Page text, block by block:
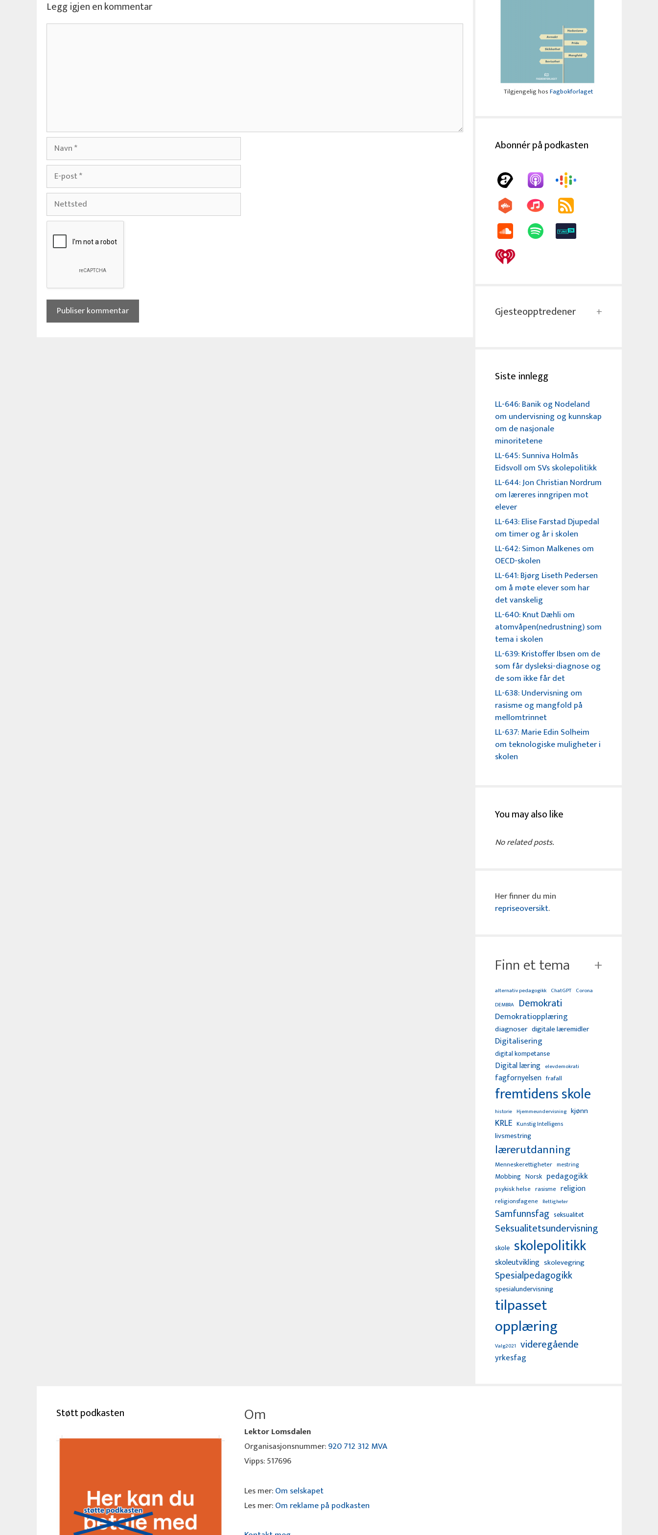
Legg igjen en kommentar
Kommentar
Navn
E-
post
Nettsted
Tilgjengelig hosFagbokforlaget
Abonnér på podkasten
Gjesteopptredener
Siste innlegg
LL-646: Banik og Nodeland
om undervisning og kunnskap
om de nasjonale
minoritetene
LL-645: Sunniva Holmås
Eidsvoll om SVs skolepolitikk
LL-644: Jon Christian Nordrum
om læreres inngripen mot
elever
LL-643: Elise Farstad Djupedal
om timer og år i skolen
LL-642: Simon Malkenes om
OECD-skolen
LL-641: Bjørg Liseth Pedersen
om å møte elever som har
det vanskelig
LL-640: Knut Dæhli om
atomvåpen(nedrustning) som
tema i skolen
LL-639: Kristoffer Ibsen om de
som får dysleksi-diagnose og
de som ikke får det
LL-638: Undervisning om
rasisme og mangfold på
mellomtrinnet
LL-637: Marie Edin Solheim
om teknologiske muligheter i
skolen
You may also like
No related posts.
Her finner du min
repriseoversikt.
Finn et tema
alternativ pedagogikk ChatGPT Corona
DEMBRA Demokrati
Demokratiopplæring
diagnoser digitale læremidler
Digitalisering
digital kompetanse
Digital læring elevdemokrati
fagfornyelsen frafall
fremtidens skole
historie Hjemmeundervisning kjønn
KRLE Kunstig Intelligens
livsmestring
lærerutdanning
Menneskerettigheter mestring
Mobbing Norsk pedagogikk
psykisk helse rasisme religion
religionsfagene Rettigheter
Samfunnsfag seksualitet
Seksualitetsundervisning
skole skolepolitikk
skoleutvikling skolevegring
Spesialpedagogikk
spesialundervisning
tilpasset
opplæring
Valg2021 videregående
yrkesfag
Støtt podkasten Om
Lektor Lomsdalen
Organisasjonsnummer:920 712 312 MVA
Vipps: 517696
Les mer:Om selskapet
Les mer:Om reklame på podkasten